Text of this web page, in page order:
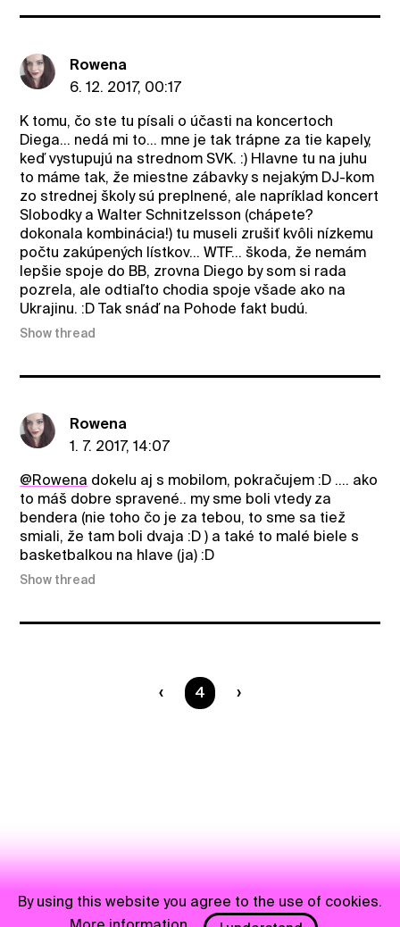
Rowena
6. 12. 2017, 00:17
K tomu, čo ste tu písali o účasti na koncertoch
Diega... nedá mi to... mne je tak trápne za tie kapely,
keď vystupujú na strednom SVK. :) Hlavne tu na juhu
to máme tak, že miestne zábavky s nejakým DJ-kom
zo strednej školy sú preplnené, ale napríklad koncert
Slobodky a Walter Schnitzelsson (chápete?
dokonala kombinácia!) tu museli zrušiť kvôli nízkemu
počtu zakúpených lístkov... WTF... škoda, že nemám
lepšie spoje do BB, zrovna Diego by som si rada
pozrela, ale odtiaľto chodia spoje všade ako na
Ukrajinu. :D Tak snáď na Pohode fakt budú.
Show thread
Rowena
1. 7. 2017, 14:07
@Rowena dokelu aj s mobilom, pokračujem :D .... ako
to máš dobre spravené.. my sme boli vtedy za
bendera (nie toho čo je za tebou, to sme sa tiež
smiali, že tam boli dvaja :D ) a také to malé biele s
basketbalkou na hlave (ja) :D
Show thread
You are on page
4
By using this website you agree to the use of cookies.